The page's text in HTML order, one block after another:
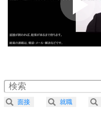
ポジティブ
ストレス対
人生、
気楽に生き
4 器の大き
プラス思考
2.0倍速 （244KB 1分
2.5倍速 （196KB 49秒
3.0倍速 （163KB 41
面接 就職